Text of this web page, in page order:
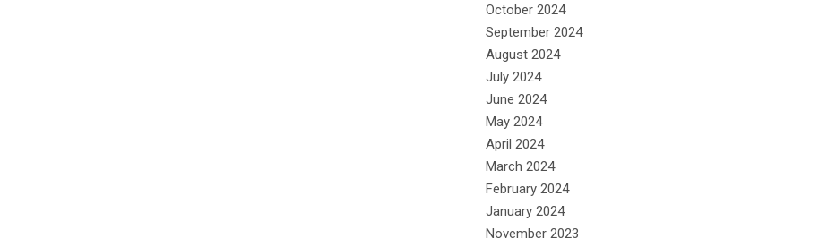
October 2024
September 2024
August 2024
July 2024
June 2024
May 2024
April 2024
March 2024
February 2024
January 2024
November 2023